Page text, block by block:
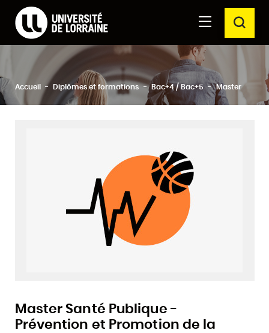
contenu
principal
moteur
de
recherche
Rechercher
Accueil Diplômes et formations Bac+4 / Bac+5 Master
Master Santé Publique -
Prévention et Promotion de la